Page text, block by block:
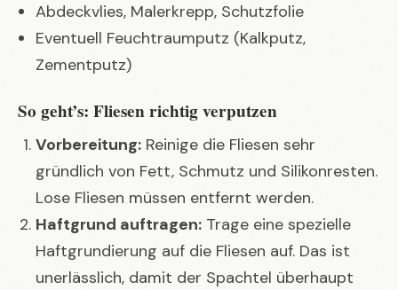
Abdeckvlies, Malerkrepp, Schutzfolie
Eventuell Feuchtraumputz (Kalkputz,
Zementputz)
So geht’s: Fliesen richtig verputzen
Vorbereitung: Reinige die Fliesen sehr
gründlich von Fett, Schmutz und Silikonresten.
Lose Fliesen müssen entfernt werden.
Haftgrund auftragen: Trage eine spezielle
Haftgrundierung auf die Fliesen auf. Das ist
unerlässlich, damit der Spachtel überhaupt